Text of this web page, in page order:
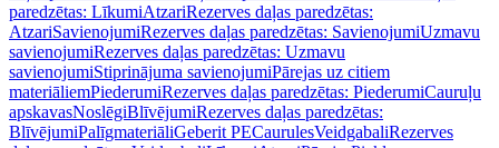
paredzētas: LīkumiAtzariRezerves daļas paredzētas:
AtzariSavienojumiRezerves daļas paredzētas: SavienojumiUzmavu
savienojumiRezerves daļas paredzētas: Uzmavu
savienojumiStiprinājuma savienojumiPārejas uz citiem
materiāliemPiederumiRezerves daļas paredzētas: PiederumiCauruļu
apskavasNoslēgiBlīvējumiRezerves daļas paredzētas:
BlīvējumiPalīgmateriāliGeberit PECaurulesVeidgabaliRezerves